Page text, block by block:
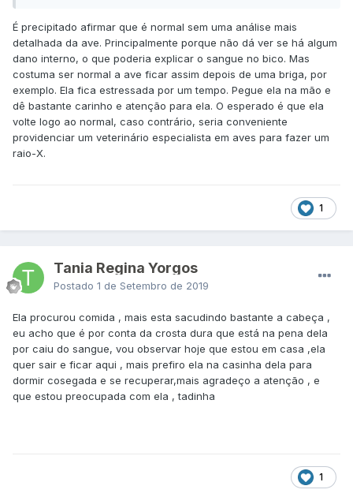
sangue que ela perdeu ,e ela até pegou umas duas
sementinhas pra comer , mais ela quer dormir, tentei olhar
hoje novamente , para ver onde ela está machucada , mais
não consigo ver ferimento algum , realmente não estou
entendendo, vou esperar a recuperação dela para retirar
essa crosta de sangue com água oxigenada, mais queria
saber se essa sonolência dela e normal?
É precipitado afirmar que é normal sem uma análise mais
detalhada da ave. Principalmente porque não dá ver se há algum
dano interno, o que poderia explicar o sangue no bico. Mas
costuma ser normal a ave ficar assim depois de uma briga, por
exemplo. Ela fica estressada por um tempo. Pegue ela na mão e
dê bastante carinho e atenção para ela. O esperado é que ela
volte logo ao normal, caso contrário, seria conveniente
providenciar um veterinário especialista em aves para fazer um
raio-X.
1
Tania Regina Yorgos
Postado 1 de Setembro de 2019
Ela procurou comida , mais esta sacudindo bastante a cabeça ,
eu acho que é por conta da crosta dura que está na pena dela
por caiu do sangue, vou observar hoje que estou em casa ,ela
quer sair e ficar aqui , mais prefiro ela na casinha dela para
dormir cosegada e se recuperar,mais agradeço a atenção , e
que estou preocupada com ela , tadinha
1